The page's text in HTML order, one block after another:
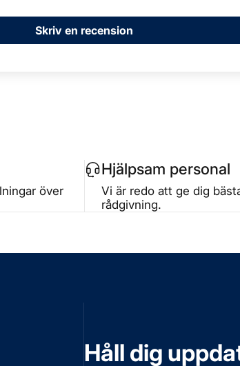
Skriv en recension
över
Hjälpsam personal
Vi är redo att ge dig
rådgivning.
Håll dig